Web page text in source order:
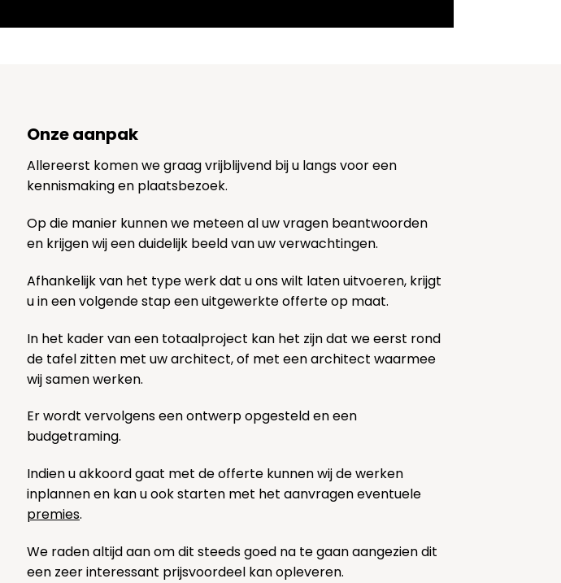
Onze aanpak
Allereerst komen we graag vrijblijvend bij u langs voor een
kennismaking en plaatsbezoek.
Op die manier kunnen we meteen al uw vragen beantwoorden
en krijgen wij een duidelijk beeld van uw verwachtingen.
Afhankelijk van het type werk dat u ons wilt laten uitvoeren, krijgt
u in een volgende stap een uitgewerkte offerte op maat.
In het kader van een totaalproject kan het zijn dat we eerst rond
de tafel zitten met uw architect, of met een architect waarmee
wij samen werken.
Er wordt vervolgens een ontwerp opgesteld en een
budgetraming.
Indien u akkoord gaat met de offerte kunnen wij de werken
inplannen en kan u ook starten met het aanvragen eventuele
premies.
We raden altijd aan om dit steeds goed na te gaan aangezien dit
een zeer interessant prijsvoordeel kan opleveren.